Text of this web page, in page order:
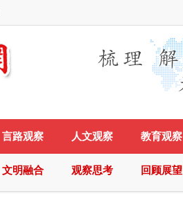
言路观察 人文观察 教育观察
文明融合 观察思考 回顾展望